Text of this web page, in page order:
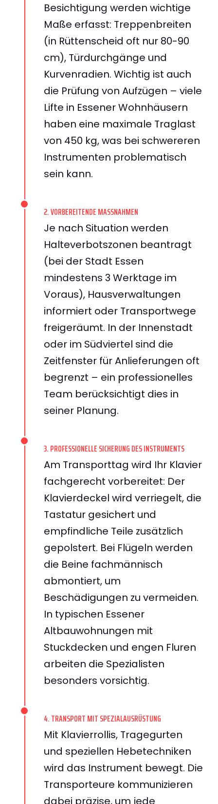
Besichtigung werden wichtige
Maße erfasst: Treppenbreiten
(in Rüttenscheid oft nur 80-90
cm), Türdurchgänge und
Kurvenradien. Wichtig ist auch
die Prüfung von Aufzügen – viele
Lifte in Essener Wohnhäusern
haben eine maximale Traglast
von 450 kg, was bei schwereren
Instrumenten problematisch
sein kann.
2. VORBEREITENDE MASSNAHMEN
Je nach Situation werden
Halteverbotszonen beantragt
(bei der Stadt Essen
mindestens 3 Werktage im
Voraus), Hausverwaltungen
informiert oder Transportwege
freigeräumt. In der Innenstadt
oder im Südviertel sind die
Zeitfenster für Anlieferungen oft
begrenzt – ein professionelles
Team berücksichtigt dies in
seiner Planung.
3. PROFESSIONELLE SICHERUNG DES INSTRUMENTS
Am Transporttag wird Ihr Klavier
fachgerecht vorbereitet: Der
Klavierdeckel wird verriegelt, die
Tastatur gesichert und
empfindliche Teile zusätzlich
gepolstert. Bei Flügeln werden
die Beine fachmännisch
abmontiert, um
Beschädigungen zu vermeiden.
In typischen Essener
Altbauwohnungen mit
Stuckdecken und engen Fluren
arbeiten die Spezialisten
besonders vorsichtig.
4. TRANSPORT MIT SPEZIALAUSRÜSTUNG
Mit Klavierrollis, Tragegurten
und speziellen Hebetechniken
wird das Instrument bewegt. Die
Transporteure kommunizieren
dabei präzise, um jede